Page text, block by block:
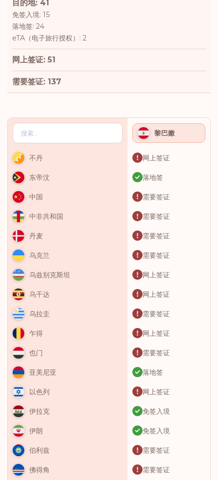
目的地: 41
免签入境: 15
落地签: 24
eTA（电子旅行授权）: 2
网上签证: 51
需要签证: 137
黎巴嫩
不丹 网上签证
东帝汶 落地签
中国 需要签证
中非共和国 需要签证
丹麦 需要签证
乌克兰 需要签证
乌兹别克斯坦 网上签证
乌干达 网上签证
乌拉圭 需要签证
乍得 网上签证
也门 需要签证
亚美尼亚 落地签
以色列 网上签证
伊拉克 免签入境
伊朗 免签入境
伯利兹 需要签证
佛得角 需要签证